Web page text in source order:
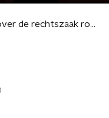
Saskia Belleman over de rechtszaak rond de familie van Bolle Jos: “Een heel scala aan afluisterapparatuur”